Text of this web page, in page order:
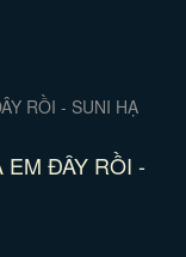
EM ĐÂY RỒI -